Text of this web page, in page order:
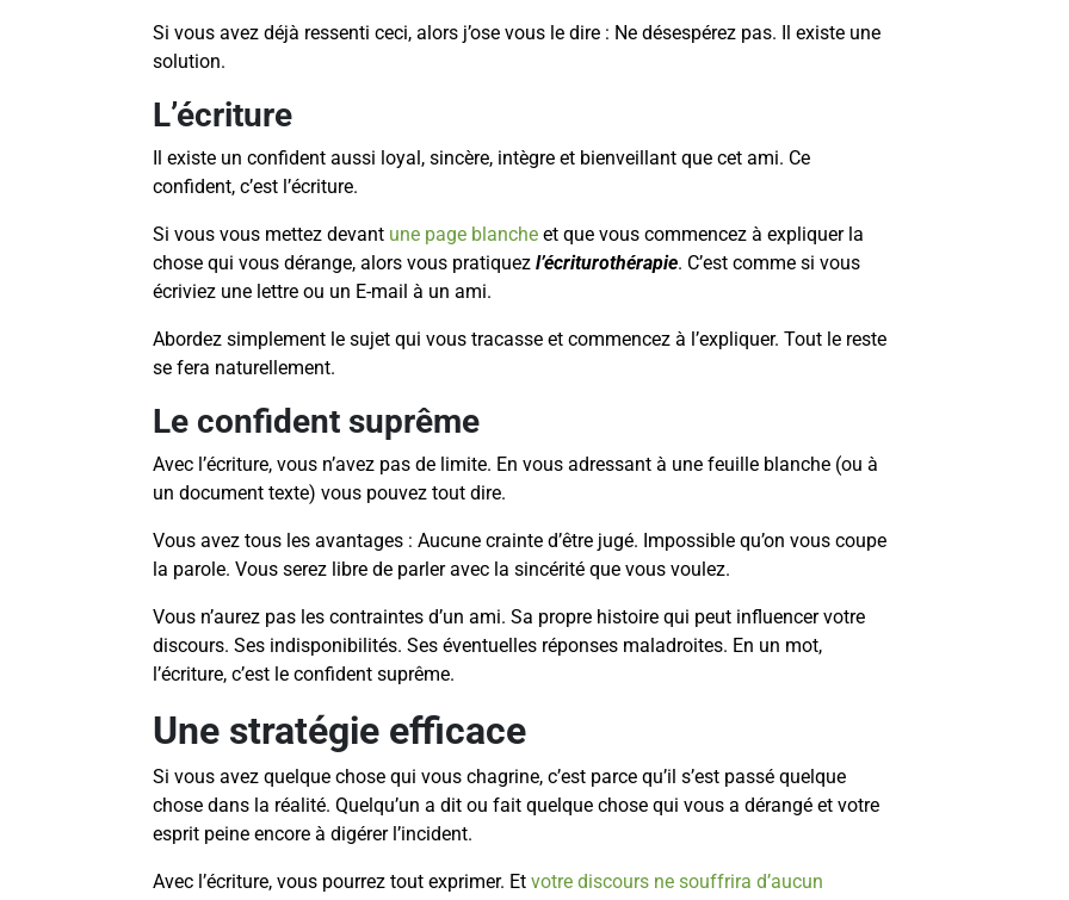
Si vous avez déjà ressenti ceci, alors j’ose vous le dire : Ne désespérez pas. Il existe une
solution.
L’écriture
Il existe un confident aussi loyal, sincère, intègre et bienveillant que cet ami. Ce
confident, c’est l’écriture.
Si vous vous mettez devant une page blanche et que vous commencez à expliquer la
chose qui vous dérange, alors vous pratiquez l’écriturothérapie. C’est comme si vous
écriviez une lettre ou un E-mail à un ami.
Abordez simplement le sujet qui vous tracasse et commencez à l’expliquer. Tout le reste
se fera naturellement.
Le confident suprême
Avec l’écriture, vous n’avez pas de limite. En vous adressant à une feuille blanche (ou à
un document texte) vous pouvez tout dire.
Vous avez tous les avantages : Aucune crainte d’être jugé. Impossible qu’on vous coupe
la parole. Vous serez libre de parler avec la sincérité que vous voulez.
Vous n’aurez pas les contraintes d’un ami. Sa propre histoire qui peut influencer votre
discours. Ses indisponibilités. Ses éventuelles réponses maladroites. En un mot,
l’écriture, c’est le confident suprême.
Une stratégie efficace
Si vous avez quelque chose qui vous chagrine, c’est parce qu’il s’est passé quelque
chose dans la réalité. Quelqu’un a dit ou fait quelque chose qui vous a dérangé et votre
esprit peine encore à digérer l’incident.
Avec l’écriture, vous pourrez tout exprimer. Et votre discours ne souffrira d’aucun